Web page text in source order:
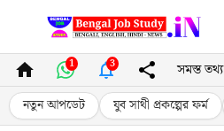
content
1 3 সমস্ত তথ্য
নতুন আপডেট যুব সাথী প্রকল্পের ফর্ম